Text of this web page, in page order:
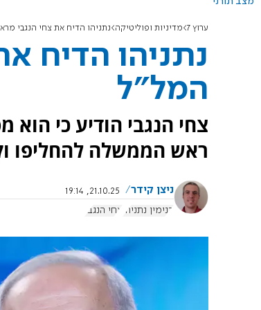
ערוץ 7 מדיניות ופוליטיקה נתניהו הדיח את צחי הנגבי
נתניהו הדיח
המל"ל
צחי הנגבי הודיע כי הוא
ראש הממשלה להחליפו
ניצן קידר
21.10.25, 19:14
בנימין נתניהו
צחי הנגבי